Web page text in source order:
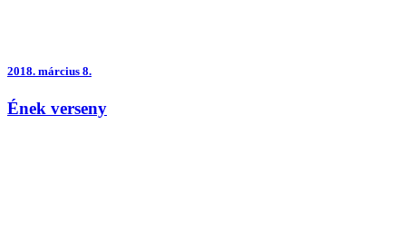
2018. március 8.
Ének verseny